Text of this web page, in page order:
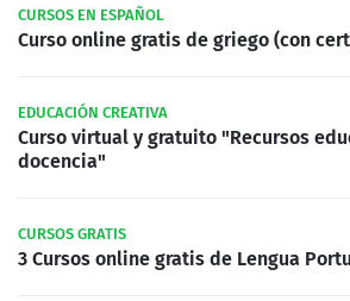
CURSOS EN ESPAÑOL
Curso online gratis de griego (con
EDUCACIÓN CREATIVA
Curso virtual y gratuito "Recursos
docencia"
CURSOS GRATIS
3 Cursos online gratis de Lengua